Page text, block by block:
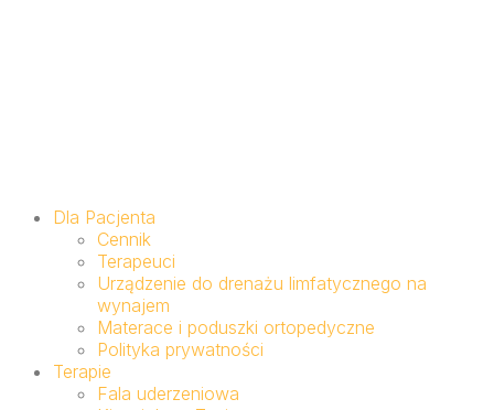
Dla Pacjenta
Cennik
Terapeuci
Urządzenie do drenażu limfatycznego na
wynajem
Materace i poduszki ortopedyczne
Polityka prywatności
Terapie
Fala uderzeniowa